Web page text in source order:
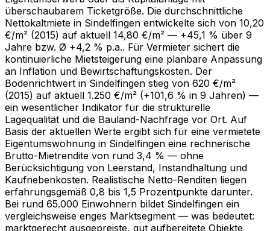
überschaubarem Ticketgröße. Die durchschnittliche
Nettokaltmiete in Sindelfingen entwickelte sich von 10,20
€/m² (2015) auf aktuell 14,80 €/m² — +45,1 % über 9
Jahre bzw. Ø +4,2 % p.a.. Für Vermieter sichert die
kontinuierliche Mietsteigerung eine planbare Anpassung
an Inflation und Bewirtschaftungskosten. Der
Bodenrichtwert in Sindelfingen stieg von 620 €/m²
(2015) auf aktuell 1.250 €/m² (+101,6 % in 9 Jahren) —
ein wesentlicher Indikator für die strukturelle
Lagequalität und die Bauland-Nachfrage vor Ort. Auf
Basis der aktuellen Werte ergibt sich für eine vermietete
Eigentumswohnung in Sindelfingen eine rechnerische
Brutto-Mietrendite von rund 3,4 % — ohne
Berücksichtigung von Leerstand, Instandhaltung und
Kaufnebenkosten. Realistische Netto-Renditen liegen
erfahrungsgemäß 0,8 bis 1,5 Prozentpunkte darunter.
Bei rund 65.000 Einwohnern bildet Sindelfingen ein
vergleichsweise enges Marktsegment — was bedeutet:
marktgerecht ausgepreiste, gut aufbereitete Objekte